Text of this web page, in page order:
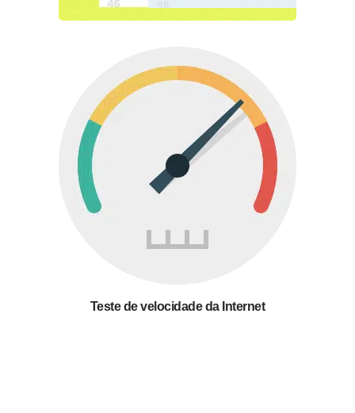
Teste de velocidade da Internet